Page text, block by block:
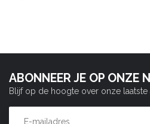
ABONNEER JE OP ONZE
Blijf op de hoogte over onze laatste